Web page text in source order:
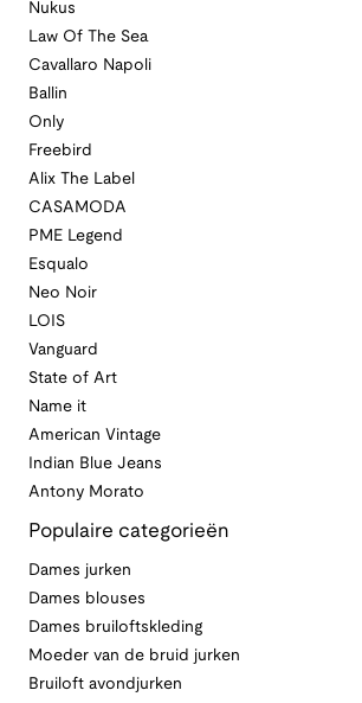
Nukus
Law Of The Sea
Cavallaro Napoli
Ballin
Only
Freebird
Alix The Label
CASAMODA
PME Legend
Esqualo
Neo Noir
LOIS
Vanguard
State of Art
Name it
American Vintage
Indian Blue Jeans
Antony Morato
Populaire categorieën
Dames jurken
Dames blouses
Dames bruiloftskleding
Moeder van de bruid jurken
Bruiloft avondjurken